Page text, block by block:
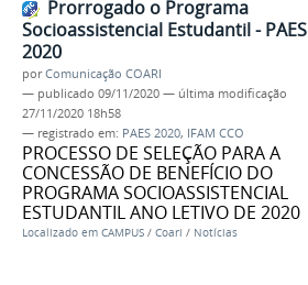
Prorrogado o Programa
Socioassistencial Estudantil - PAES
2020
porComunicação COARI
— publicado 09/11/2020 — última modificação
27/11/2020 18h58
— registrado em: PAES 2020, IFAM CCO
PROCESSO DE SELEÇÃO PARA A
CONCESSÃO DE BENEFÍCIO DO
PROGRAMA SOCIOASSISTENCIAL
ESTUDANTIL ANO LETIVO DE 2020
Localizado em CAMPUS / Coari / Notícias